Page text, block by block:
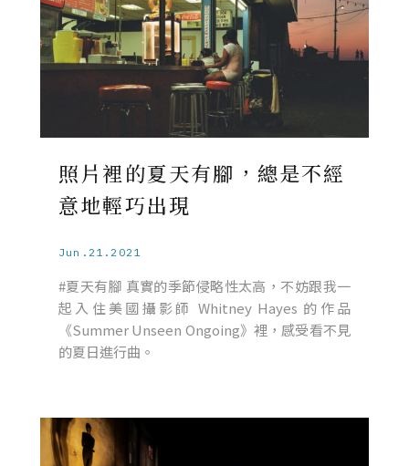
照片裡的夏天有腳，總是不經
意地輕巧出現
Jun.21.2021
#夏天有腳 真實的季節侵略性太高，不妨跟我一
起入住美國攝影師 Whitney Hayes 的作品
《Summer Unseen Ongoing》裡，感受看不見
的夏日進行曲。